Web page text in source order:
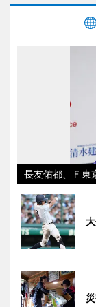
長友佑都、Ｆ